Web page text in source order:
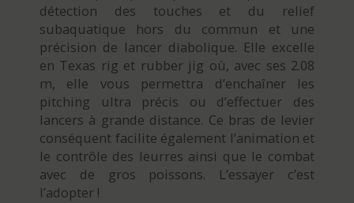
détection des touches et du relief
subaquatique hors du commun et une
précision de lancer diabolique. Elle excelle
en Texas rig et rubber jig où, avec ses 2.08
m, elle vous permettra d’enchaîner les
pitching ultra précis ou d’effectuer des
lancers à grande distance. Ce bras de levier
conséquent facilite également l’animation et
le contrôle des leurres ainsi que le combat
avec de gros poissons. L’essayer c’est
l’adopter !